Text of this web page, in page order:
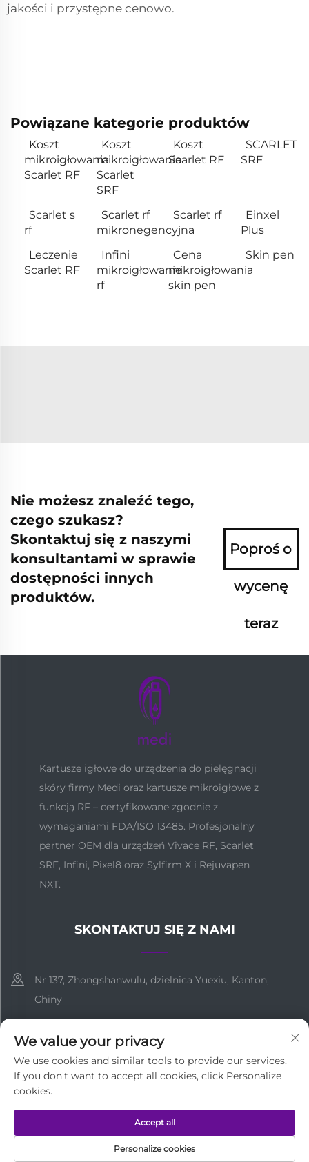
jakości i przystępne cenowo.
Powiązane kategorie produktów
Koszt
mikroigłowania
Scarlet RF
Koszt
mikroigłowania
Scarlet
SRF
Koszt
Scarlet RF
SCARLET
SRF
Scarlet s
rf
Scarlet rf
mikronegencyjna
Scarlet rf
Einxel
Plus
Leczenie
Scarlet RF
Infini
mikroigłowanie
rf
Cena
mikroigłowania
skin pen
Skin pen
Nie możesz znaleźć tego,
czego szukasz?
Skontaktuj się z naszymi
konsultantami w sprawie
dostępności innych
produktów.
Poproś o
wycenę
teraz
Kartusze igłowe do urządzenia do pielęgnacji
skóry firmy Medi oraz kartusze mikroigłowe z
funkcją RF – certyfikowane zgodnie z
wymaganiami FDA/ISO 13485. Profesjonalny
partner OEM dla urządzeń Vivace RF, Scarlet
SRF, Infini, Pixel8 oraz Sylfirm X i Rejuvapen
NXT.
SKONTAKTUJ SIĘ Z NAMI
Nr 137, Zhongshanwulu, dzielnica Yuexiu, Kanton,
Chiny
[email protected]
Wszelkie prawa zastrzeżone Polityka prywatności
We value your privacy
We use cookies and similar tools to provide our services.
If you don't want to accept all cookies, click Personalize
cookies.
Personalize cookies
Accept all